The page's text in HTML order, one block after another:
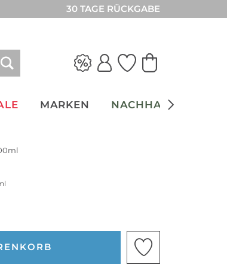
30 TAGE RÜCKGABE
MARKEN NACHHALTIGKEIT